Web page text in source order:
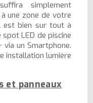
simplement
une zone de votre
est bien sur tout à
LED de piscine
via un Smartphone.
installation lumière
et panneaux